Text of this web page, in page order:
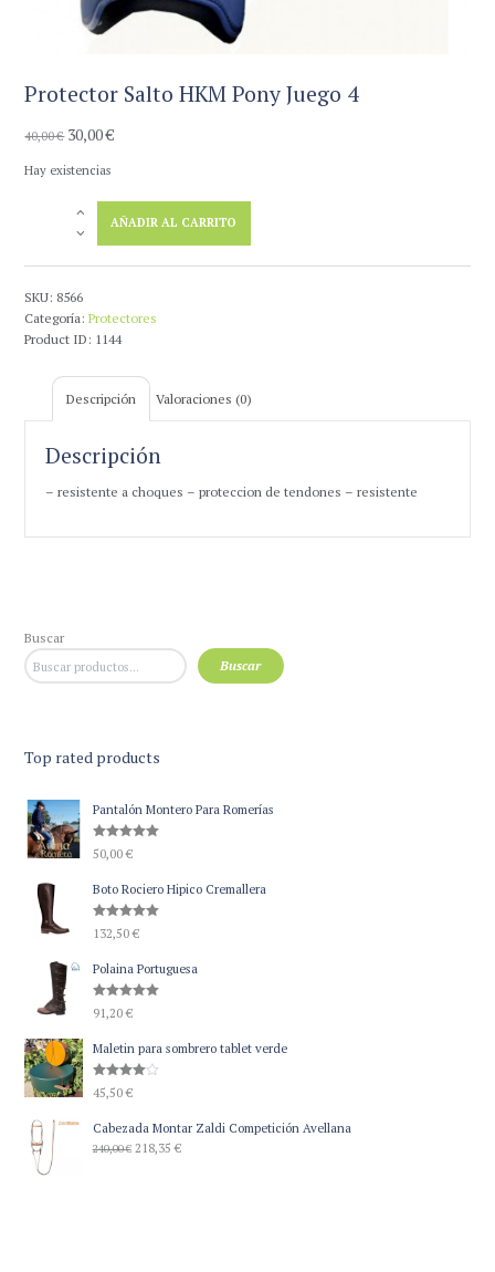
Protector Salto HKM Pony Juego 4
40,00€ El
original
40,00 €.
30,00€El
es:
30,00 €.
Hay existencias
Protector
Juego
4
cantidad
AÑADIR AL CARRITO
SKU: 8566
Categoría:Protectores
Product ID: 1144
Descripción Valoraciones (0)
Descripción
– resistente a choques – proteccion de tendones – resistente
Buscar
Buscar
Top rated products
Pantalón Montero Para Romerías
Valorado
con5.00
50,00€
Boto Rociero Hipico Cremallera
Valorado
con5.00
132,50€
Polaina Portuguesa
Valorado
con5.00
91,20€
Maletin para sombrero tablet verde
Valorado
con4.00
45,50€
Cabezada Montar Zaldi Competición Avellana
240,00€ El
218,35€El